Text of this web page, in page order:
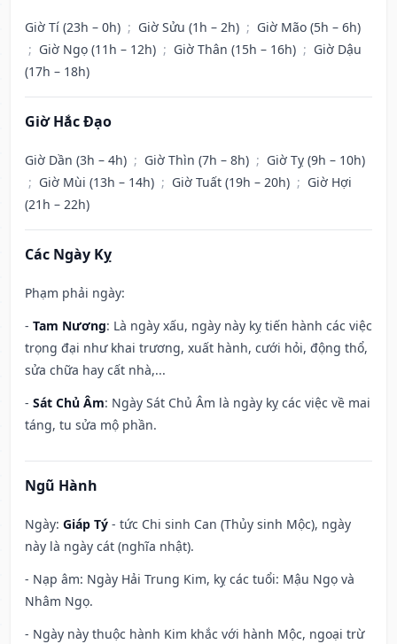
Giờ Tí (23h – 0h) ; Giờ Sửu (1h – 2h) ; Giờ Mão (5h – 6h)
; Giờ Ngọ (11h – 12h) ; Giờ Thân (15h – 16h) ; Giờ Dậu
(17h – 18h)
Giờ Hắc Đạo
Giờ Dần (3h – 4h) ; Giờ Thìn (7h – 8h) ; Giờ Tỵ (9h – 10h)
; Giờ Mùi (13h – 14h) ; Giờ Tuất (19h – 20h) ; Giờ Hợi
(21h – 22h)
Các Ngày Kỵ
Phạm phải ngày:
- Tam Nương: Là ngày xấu, ngày này kỵ tiến hành các việc
trọng đại như khai trương, xuất hành, cưới hỏi, động thổ,
sửa chữa hay cất nhà,...
- Sát Chủ Âm: Ngày Sát Chủ Âm là ngày kỵ các việc về mai
táng, tu sửa mộ phần.
Ngũ Hành
Ngày: Giáp Tý - tức Chi sinh Can (Thủy sinh Mộc), ngày
này là ngày cát (nghĩa nhật).
- Nạp âm: Ngày Hải Trung Kim, kỵ các tuổi: Mậu Ngọ và
Nhâm Ngọ.
- Ngày này thuộc hành Kim khắc với hành Mộc, ngoại trừ